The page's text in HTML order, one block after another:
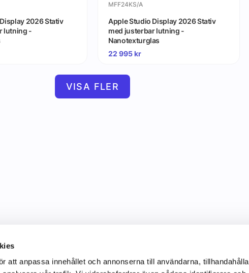
att anpassa innehållet och annonserna till användarna, tillhandahålla
2026 Stativ
lutning -
MFF24KS/A
Apple Studio Display 2026 Stativ
med justerbar lutning -
Nanotexturglas
22 995kr
VISA FLER
Information